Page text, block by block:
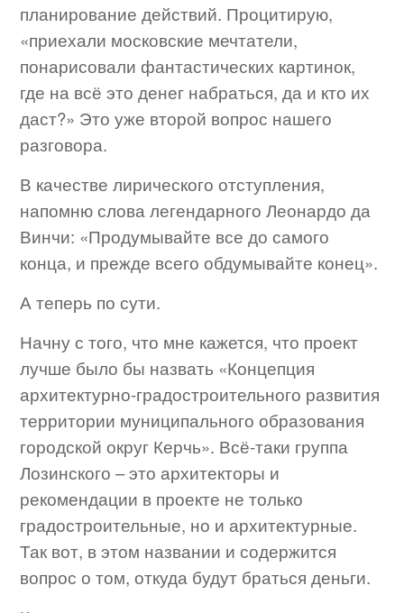
планирование действий. Процитирую,
«приехали московские мечтатели,
понарисовали фантастических картинок,
где на всё это денег набраться, да и кто их
даст?» Это уже второй вопрос нашего
разговора.
В качестве лирического отступления,
напомню слова легендарного Леонардо да
Винчи: «Продумывайте все до самого
конца, и прежде всего обдумывайте конец».
А теперь по сути.
Начну с того, что мне кажется, что проект
лучше было бы назвать «Концепция
архитектурно-градостроительного развития
территории муниципального образования
городской округ Керчь». Всё-таки группа
Лозинского – это архитекторы и
рекомендации в проекте не только
градостроительные, но и архитектурные.
Так вот, в этом названии и содержится
вопрос о том, откуда будут браться деньги.